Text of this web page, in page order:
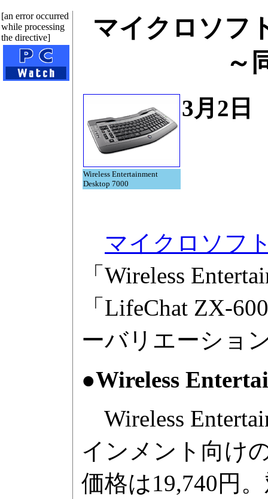
[an error occurred
while processing
the directive]
マイクロソフ
～
Wireless Entertainment
Desktop 7000
3月2
マイクロソフ
「Wireless
「LifeChat ZX-
ーバリエーショ
●Wireless
Wireless
インメント向け
価格は19,740円